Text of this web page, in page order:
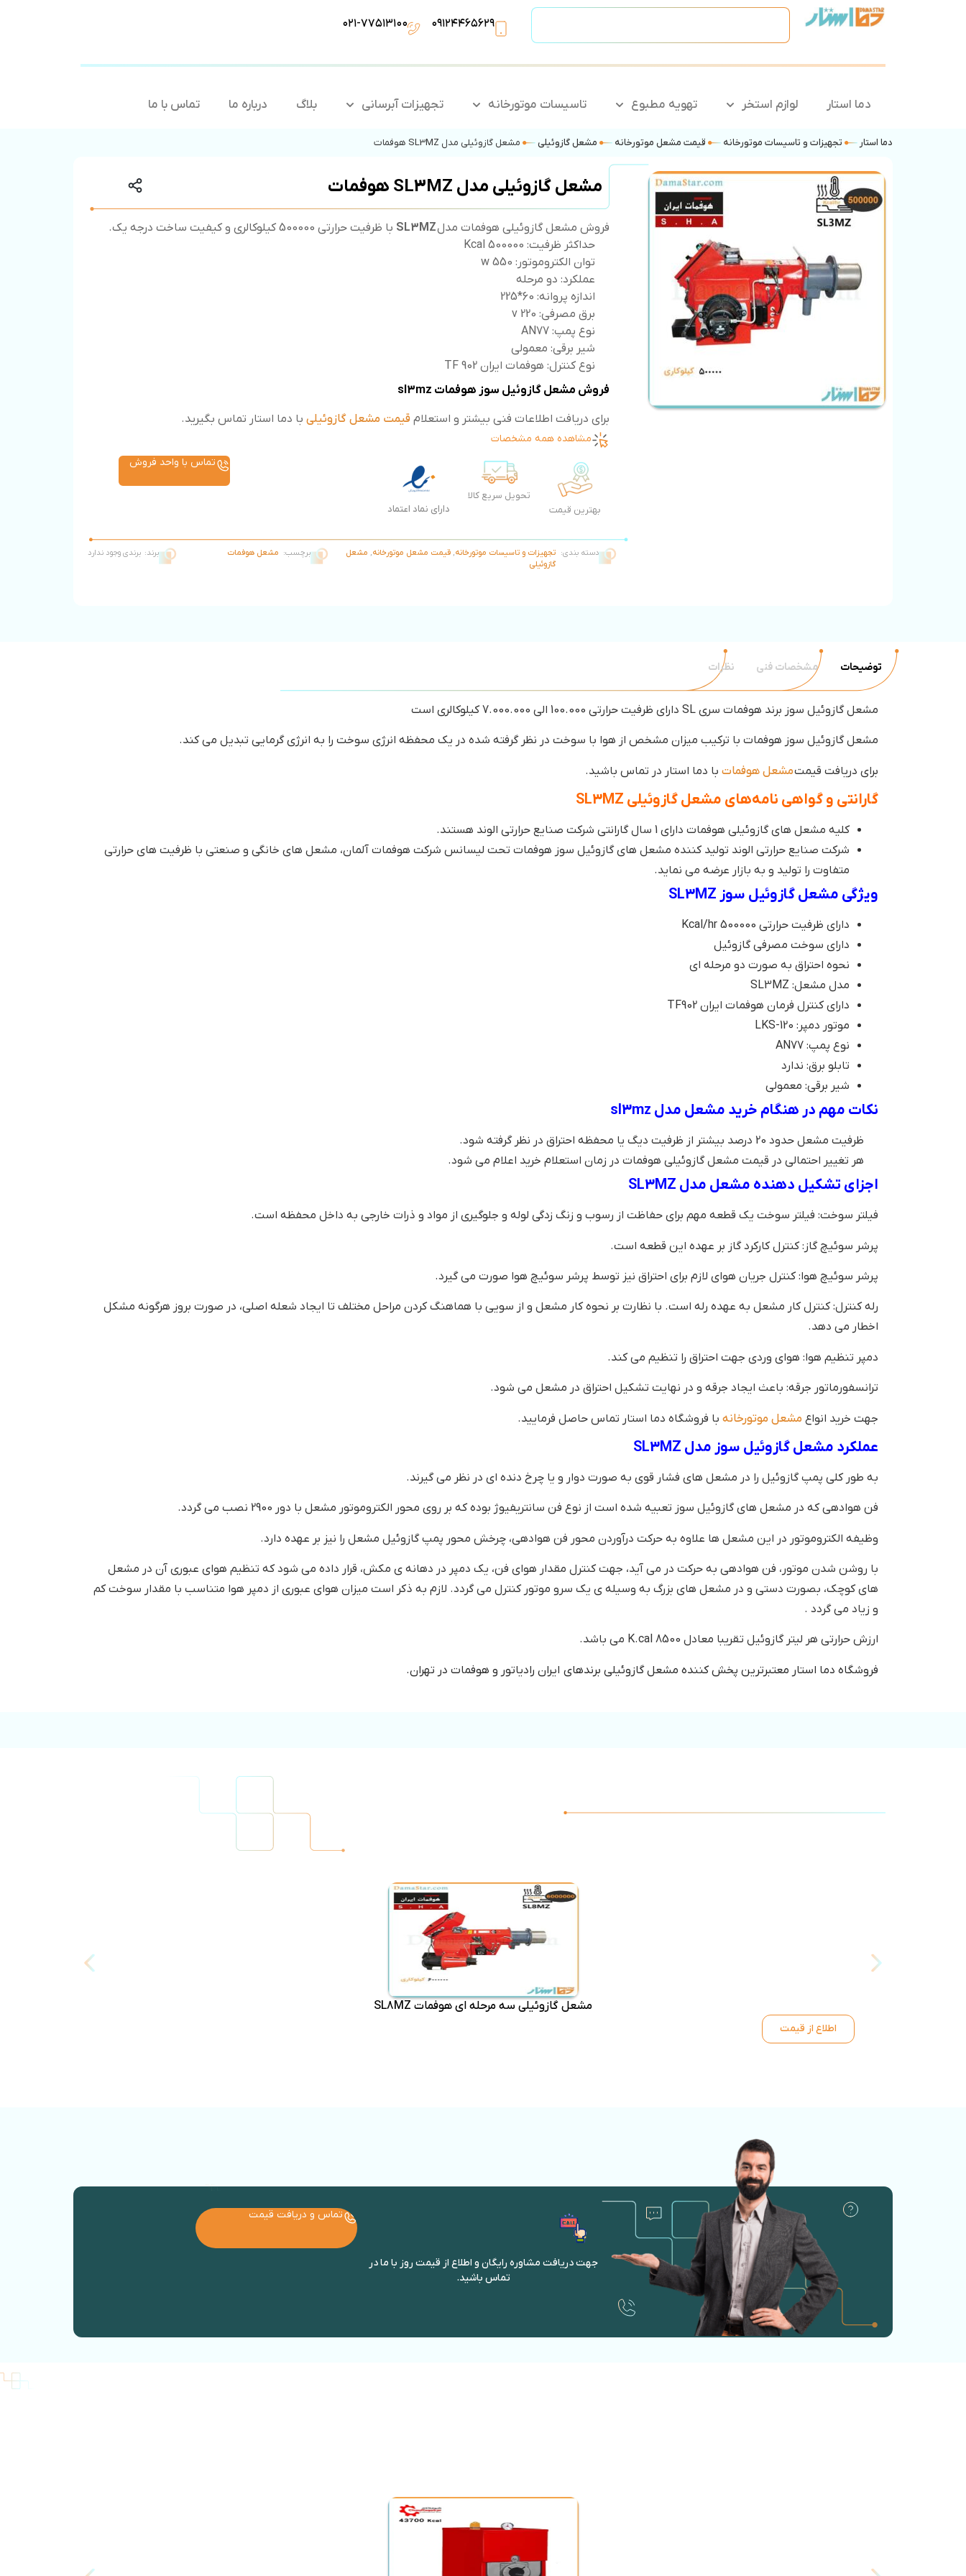
۰۹۱۲۴۴۶۵۶۲۹ ۰۲۱-۷۷۵۱۳۱۰۰
دما استار لوازم استخر تهویه مطبوع تاسیسات موتورخانه تجهیزات آبرسانی بلاگ درباره ما تماس با ما
دما استار تجهیزات و تاسیسات موتورخانه قیمت مشعل موتورخانه مشعل گازوئیلی مشعل گازوئیلی مدل SL3MZ هوفمات
مشعل گازوئیلی مدل SL3MZ هوفمات
فروش مشعل گازوئیلی هوفمات مدلSL3MZ با ظرفیت حرارتی 500000 کیلوکالری و کیفیت ساخت درجه یک.
حداکثر ظرفیت: 500000 Kcal
توان الکتروموتور: 550 w
عملکرد: دو مرحله
اندازه پروانه: 60*225
برق مصرفی: 220 v
نوع پمپ: AN77
شیر برقی: معمولی
نوع کنترل: هوفمات ایران TF 902
فروش مشعل گازوئیل سوز هوفمات sl3mz
برای دریافت اطلاعات فنی بیشتر و استعلامقیمت مشعل گازوئیلی با دما استار تماس بگیرید.
مشاهده همه مشخصات
بهترین قیمت
تحویل سریع کالا
دارای نماد اعتماد
تماس با واحد فروش
دسته بندی: تجهیزات و تاسیسات موتورخانه,قیمت مشعل موتورخانه, مشعل
گازوئیلی
برچسب: مشعل هوفمات برند: برندی وجود ندارد
توضیحات مشخصات فنی نظرات
مشعل گازوئیل سوز برند هوفمات سری SL دارای ظرفیت حرارتی 100.000 الی 7.000.000 کیلوکالری است
مشعل گازوئیل سوز هوفمات با ترکیب میزان مشخص از هوا با سوخت در نظر گرفته شده در یک محفظه انرژی سوخت را به انرژی گرمایی تبدیل می کند.
برای دریافت قیمتمشعل هوفمات با دما استار در تماس باشید.
گارانتی و گواهی نامه‌های مشعل گازوئیلی SL3MZ
کلیه مشعل های گازوئیلی هوفمات دارای 1 سال گارانتی شرکت صنایع حرارتی الوند هستند.
شرکت صنایع حرارتی الوند تولید کننده مشعل های گازوئیل سوز هوفمات تحت لیسانس شرکت هوفمات آلمان، مشعل های خانگی و صنعتی با ظرفیت های حرارتی
متفاوت را تولید و به بازار عرضه می نماید.
ویژگی مشعل گازوئیل سوز SL3MZ
دارای ظرفیت حرارتی 500000 Kcal/hr
دارای سوخت مصرفی گازوئیل
نحوه احتراق به صورت دو مرحله ای
مدل مشعل: SL3MZ
دارای کنترل فرمان هوفمات ایران TF902
موتور دمپر: LKS-120
نوع پمپ: AN77
تابلو برق: ندارد
شیر برقی: معمولی
نکات مهم در هنگام خرید مشعل مدل sl3mz
ظرفیت مشعل حدود 20 درصد بیشتر از ظرفیت دیگ یا محفظه احتراق در نظر گرفته شود.
هر تغییر احتمالی در قیمت مشعل گازوئیلی هوفمات در زمان استعلام خرید اعلام می شود.
اجزای تشکیل دهنده مشعل مدل SL3MZ
فیلتر سوخت: فیلتر سوخت یک قطعه مهم برای حفاظت از رسوب و زنگ زدگی لوله و جلوگیری از مواد و ذرات خارجی به داخل محفظه است.
پرشر سوئیچ گاز: کنترل کارکرد گاز بر عهده این قطعه است.
پرشر سوئیچ هوا: کنترل جریان هوای لازم برای احتراق نیز توسط پرشر سوئیچ هوا صورت می گیرد.
رله کنترل: کنترل کار مشعل به عهده رله است. با نظارت بر نحوه کار مشعل و از سویی با هماهنگ کردن مراحل مختلف تا ایجاد شعله اصلی، در صورت بروز هرگونه مشکل
اخطار می دهد.
دمپر تنظیم هوا: هوای وردی جهت احتراق را تنظیم می کند.
ترانسفورماتور جرقه: باعث ایجاد جرقه و در نهایت تشکیل احتراق در مشعل می شود.
جهت خرید انواع مشعل موتورخانه با فروشگاه دما استار تماس حاصل فرمایید.
عملکرد مشعل گازوئیل سوز مدل SL3MZ
به طور کلی پمپ گازوئیل را در مشعل های فشار قوی به صورت دوار و یا چرخ دنده ای در نظر می گیرند.
فن هوادهی که در مشعل های گازوئیل سوز تعبیه شده است از نوع فن سانتریفیوژ بوده که بر روی محور الکتروموتور مشعل با دور 2900 نصب می گردد.
وظیفه الکتروموتور در این مشعل ها علاوه به حرکت درآوردن محور فن هوادهی، چرخش محور پمپ گازوئیل مشعل را نیز بر عهده دارد.
با روشن شدن موتور، فن هوادهی به حرکت در می آید، جهت کنترل مقدار هوای فن، یک دمپر در دهانه ی مکش، قرار داده می شود که تنظیم هوای عبوری آن در مشعل
های کوچک، بصورت دستی و در مشعل های بزرگ به وسیله ی یک سرو موتور کنترل می گردد. لازم به ذکر است میزان هوای عبوری از دمپر هوا متناسب با مقدار سوخت کم
و زیاد می گردد .
ارزش حرارتی هر لیتر گازوئیل تقریبا معادل K.cal 8500 می باشد.
فروشگاه دما استار معتبرترین پخش کننده مشعل گازوئیلی برندهای ایران رادیاتور و هوفمات در تهران.
مشعل گازوئیلی سه مرحله ای هوفمات SL8MZ
اطلاع از قیمت
جهت دریافت مشاوره رایگان و اطلاع از قیمت روز با ما در
تماس باشید.
تماس و دریافت قیمت